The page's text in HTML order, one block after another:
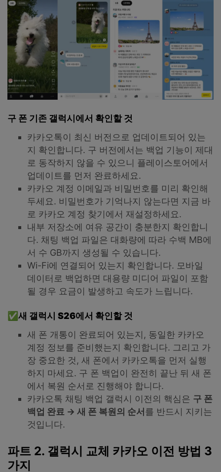
구 폰 기존 갤럭시에서 확인할 것
카카오톡이 최신 버전으로 업데이트되어 있는
지 확인합니다. 구 버전에서는 백업 기능이 제대
로 동작하지 않을 수 있으니 플레이스토어에서
업데이트를 먼저 완료하세요.
카카오 계정 이메일과 비밀번호를 미리 확인해
두세요. 비밀번호가 기억나지 않는다면 지금 바
로 카카오 계정 찾기에서 재설정하세요.
내부 저장소에 여유 공간이 충분한지 확인합니
다. 채팅 백업 파일은 대화량에 따라 수백 MB에
서 수 GB까지 생성될 수 있습니다.
Wi-Fi에 연결되어 있는지 확인합니다. 모바일
데이터로 백업하면 대용량 미디어 파일이 포함
될 경우 요금이 발생하고 속도가 느립니다.
✅새 갤럭시 S26에서 확인할 것
새 폰 개통이 완료되어 있는지, 동일한 카카오
계정 정보를 준비했는지 확인합니다. 그리고 가
장 중요한 것, 새 폰에서 카카오톡을 먼저 실행
하지 마세요. 구 폰 백업이 완전히 끝난 뒤 새 폰
에서 복원 순서로 진행해야 합니다.
카카오톡 채팅 백업 갤럭시 이전의 핵심은 구 폰
백업 완료 → 새 폰 복원의 순서 를 반드시 지키는
것입니다.
파트 2. 갤럭시 교체 카카오 이전 방법 3
가지